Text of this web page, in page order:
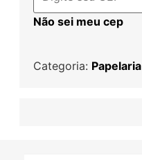
Não sei meu cep
Categoria: Papelaria